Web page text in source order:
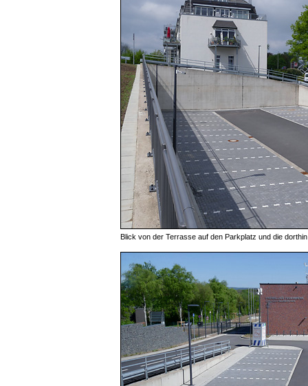
Blick von der Terrasse auf den Parkplatz und die